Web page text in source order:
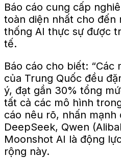
Báo cáo cung cấp
toàn diện nhất cho đến
thống AI thực sự được
tế.
Báo cáo cho biết: “Các
của Trung Quốc đều
ý, đạt gần 30% tổng
tất cả các mô hình
cáo nêu rõ, nhấn
DeepSeek, Qwen
Moonshot AI là động
rộng này.